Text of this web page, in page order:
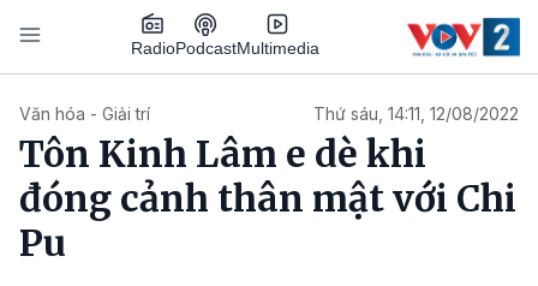
Nhảy đến nội dung
RadioPodcastMultimedia
Văn hóa - Giải trí Thứ sáu, 14:11, 12/08/2022
Tôn Kinh Lâm e dè khi
đóng cảnh thân mật với Chi
Pu